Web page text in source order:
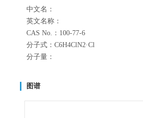
中文名：
英文名称：
CAS No.：100-77-6
分子式：C6H4ClN2·Cl
分子量：
图谱